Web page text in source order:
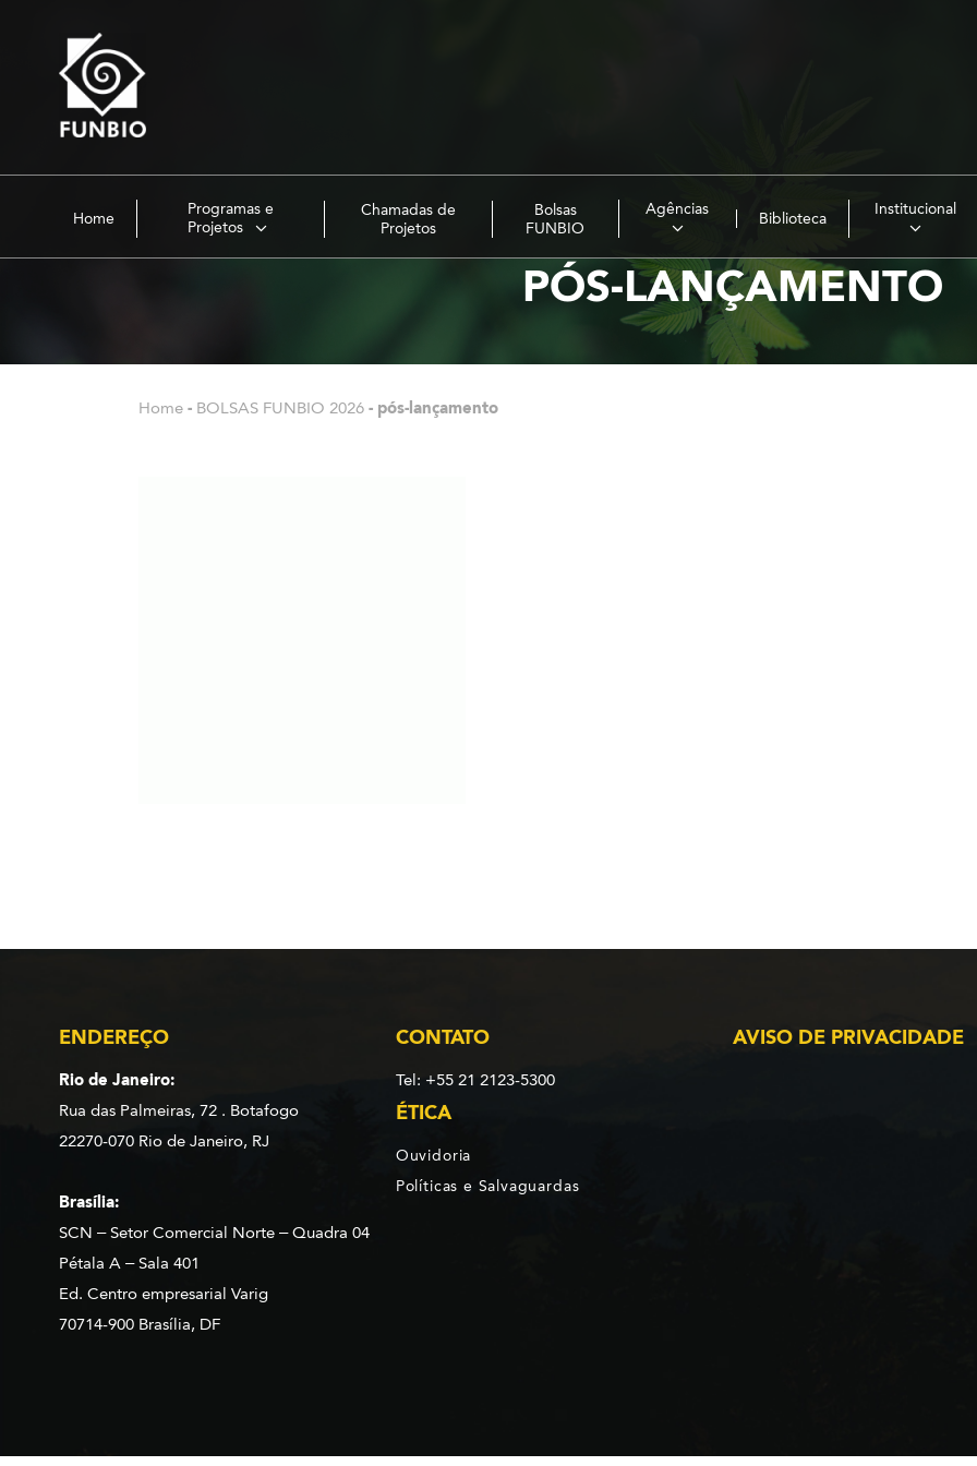
Home
Programas e
Projetos
Chamadas de
Projetos
Bolsas
FUNBIO
Agências
Biblioteca
Institucional
PÓS-LANÇAMENTO
Home - BOLSAS FUNBIO 2026 - pós-lançamento
ENDEREÇO
Rio de Janeiro:
Rua das Palmeiras, 72 . Botafogo
22270-070 Rio de Janeiro, RJ
Brasília:
SCN – Setor Comercial Norte – Quadra 04
Pétala A – Sala 401
Ed. Centro empresarial Varig
70714-900 Brasília, DF
CONTATO
Tel: +55 21 2123-5300
AVISO DE PRIVACIDADE
ÉTICA
Ouvidoria
Políticas e Salvaguardas